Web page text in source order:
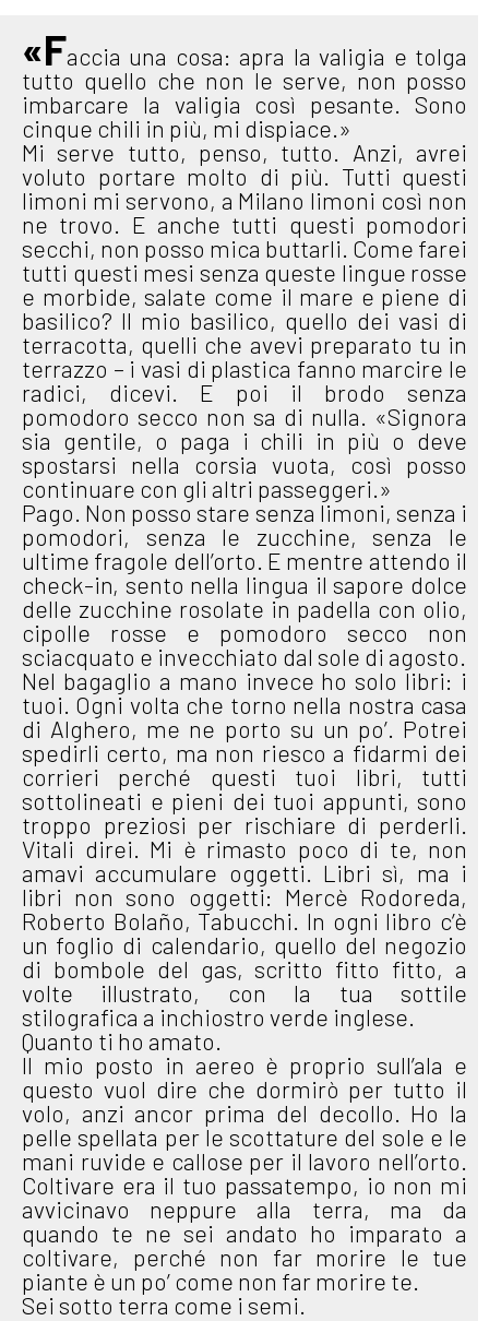
«Faccia una cosa: apra la valigia e tolga
tutto quello che non le serve, non posso
imbarcare la valigia così pesante. Sono
cinque chili in più, mi dispiace.»
Mi serve tutto, penso, tutto. Anzi, avrei
voluto portare molto di più. Tutti questi
limoni mi servono, a Milano limoni così non
ne trovo. E anche tutti questi pomodori
secchi, non posso mica buttarli. Come farei
tutti questi mesi senza queste lingue rosse
e morbide, salate come il mare e piene di
basilico? Il mio basilico, quello dei vasi di
terracotta, quelli che avevi preparato tu in
terrazzo – i vasi di plastica fanno marcire le
radici, dicevi. E poi il brodo senza
pomodoro secco non sa di nulla. «Signora
sia gentile, o paga i chili in più o deve
spostarsi nella corsia vuota, così posso
continuare con gli altri passeggeri.»
Pago. Non posso stare senza limoni, senza i
pomodori, senza le zucchine, senza le
ultime fragole dell’orto. E mentre attendo il
check-in, sento nella lingua il sapore dolce
delle zucchine rosolate in padella con olio,
cipolle rosse e pomodoro secco non
sciacquato e invecchiato dal sole di agosto.
Nel bagaglio a mano invece ho solo libri: i
tuoi. Ogni volta che torno nella nostra casa
di Alghero, me ne porto su un po’. Potrei
spedirli certo, ma non riesco a fidarmi dei
corrieri perché questi tuoi libri, tutti
sottolineati e pieni dei tuoi appunti, sono
troppo preziosi per rischiare di perderli.
Vitali direi. Mi è rimasto poco di te, non
amavi accumulare oggetti. Libri sì, ma i
libri non sono oggetti: Mercè Rodoreda,
Roberto Bolaño, Tabucchi. In ogni libro c’è
un foglio di calendario, quello del negozio
di bombole del gas, scritto fitto fitto, a
volte illustrato, con la tua sottile
stilografica a inchiostro verde inglese.
Quanto ti ho amato.
Il mio posto in aereo è proprio sull’ala e
questo vuol dire che dormirò per tutto il
volo, anzi ancor prima del decollo. Ho la
pelle spellata per le scottature del sole e le
mani ruvide e callose per il lavoro nell’orto.
Coltivare era il tuo passatempo, io non mi
avvicinavo neppure alla terra, ma da
quando te ne sei andato ho imparato a
coltivare, perché non far morire le tue
piante è un po’ come non far morire te.
Sei sotto terra come i semi.